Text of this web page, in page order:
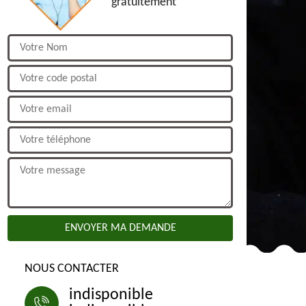
NOUS CONTACTER
indisponible